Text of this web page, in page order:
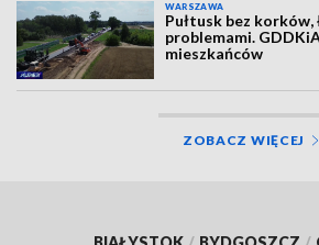
WARSZAWA
Pułtusk bez korków,
problemami.
mieszkańców
ZOBACZ WIĘCEJ